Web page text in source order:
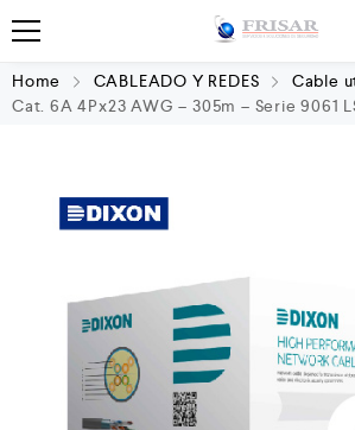
Home CABLEADO Y REDES Cable
Cat. 6A 4Px23 AWG – 305m – Serie 9061